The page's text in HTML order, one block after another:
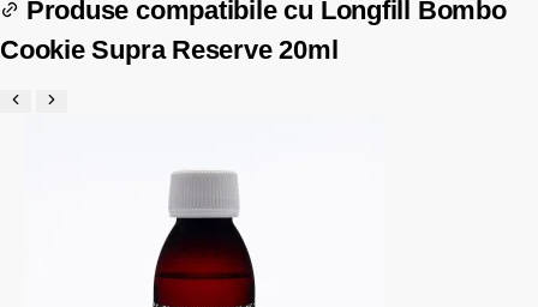
Produse compatibile cu Longfill Bombo
Cookie Supra Reserve 20ml